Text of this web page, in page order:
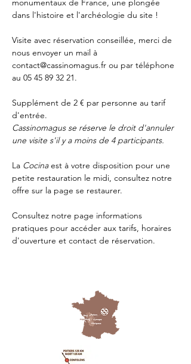
monumentaux de France, une plongée
dans l'histoire et l'archéologie du site !
Visite avec réservation conseillée, merci de
nous envoyer un mail à
contact@cassinomagus.fr ou par téléphone
au 05 45 89 32 21.
Supplément de 2 € par personne au tarif
d'entrée.
Cassinomagus se réserve le droit d'annuler
une visite s'il y a moins de 4 participants.
La Cocina est à votre disposition pour une
petite restauration le midi, consultez notre
offre sur la page se restaurer.
Consultez notre page informations
pratiques pour accéder aux tarifs, horaires
d'ouverture et contact de réservation.